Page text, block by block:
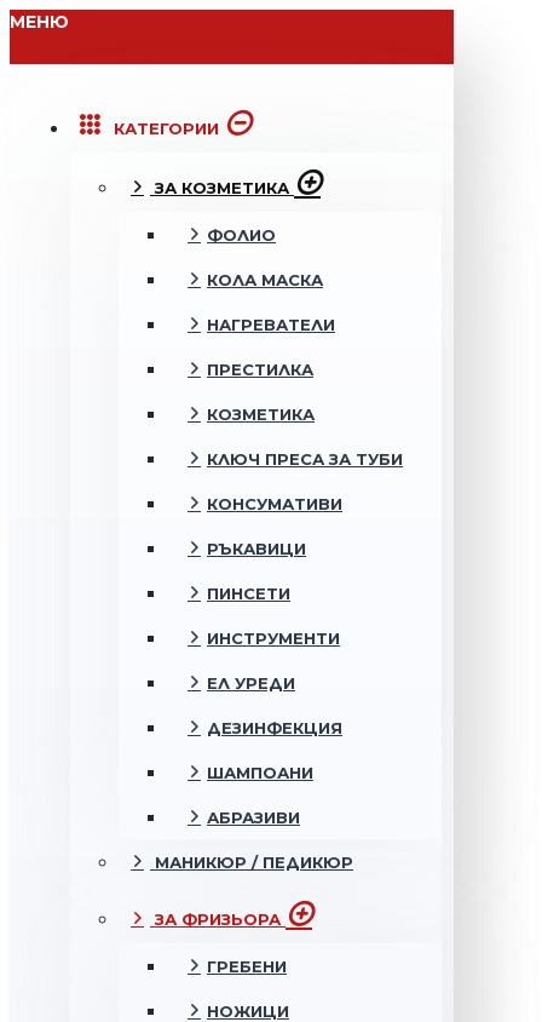
МЕНЮ
КАТЕГОРИИ
ЗА КОЗМЕТИКА
ФОЛИО
КОЛА МАСКА
НАГРЕВАТЕЛИ
ПРЕСТИЛКА
КОЗМЕТИКА
КЛЮЧ ПРЕСА ЗА ТУБИ
КОНСУМАТИВИ
РЪКАВИЦИ
ПИНСЕТИ
ИНСТРУМЕНТИ
ЕЛ УРЕДИ
ДЕЗИНФЕКЦИЯ
ШАМПОАНИ
АБРАЗИВИ
МАНИКЮР / ПЕДИКЮР
ЗА ФРИЗЬОРА
ГРЕБЕНИ
НОЖИЦИ